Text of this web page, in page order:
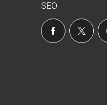
SEO